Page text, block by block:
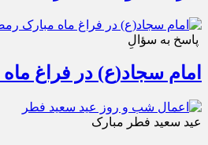
پاسخ به سؤالِ
امام سجاد(ع) در فراغ
عید سعید فطر مبارک